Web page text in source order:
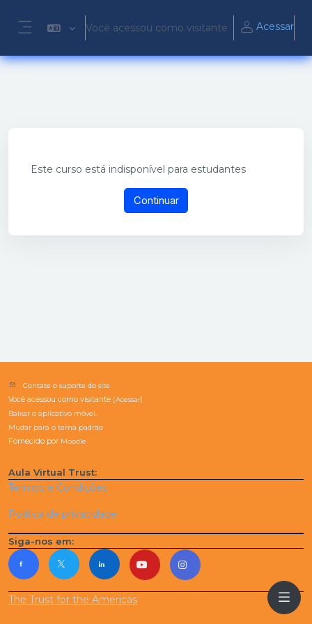
Painel lateral
Você acessou como visitante Acessar
Este curso está indisponível para estudantes
Continuar
Contate o suporte do site
Você acessou como visitante (Acessar)
Baixar o aplicativo móvel.
Mudar para o tema padrão
Fornecido por Moodle
Aula Virtual Trust:
Termos e Condições
Política de privacidade
Siga-nos em:
The Trust for the Americas